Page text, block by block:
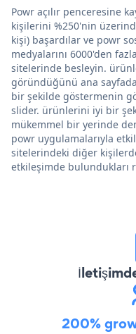
Powr açılır penceresine
kişilerini %250'nin
kişi) başardılar ve powr
medyalarını 6000'den
sitelerinde besleyin.
göründüğünü ana
bir şekilde göstermenin
slider. ürünlerini iyi bir
mükemmel bir yerinde
powr uygulamalarıyla
sitelerindeki diğer
etkileşimde bulundukları
200%